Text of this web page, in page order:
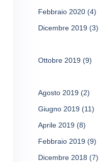
Febbraio 2020 (4)
Dicembre 2019 (3)
Ottobre 2019 (9)
Agosto 2019 (2)
Giugno 2019 (11)
Aprile 2019 (8)
Febbraio 2019 (9)
Dicembre 2018 (7)